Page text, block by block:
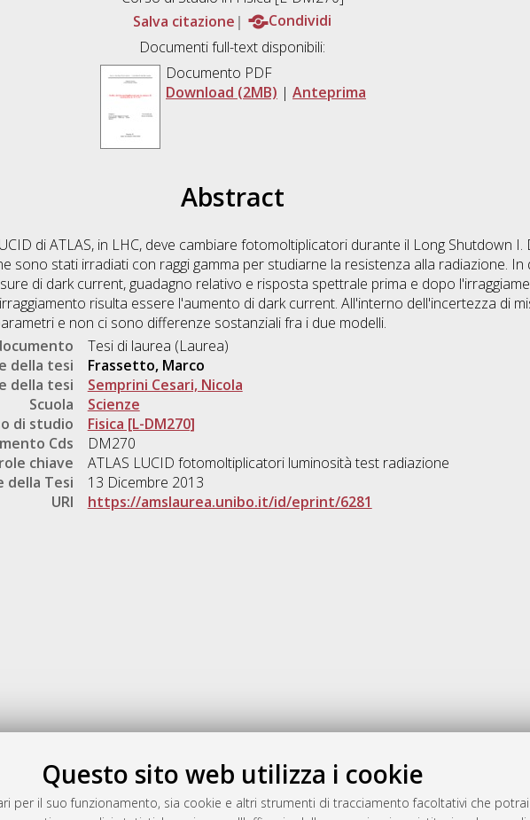
Questo sito web utilizza i cookie
per il suo funzionamento, sia cookie e altri strumenti di tracciamento facoltativi che
Salva citazione
Condividi
Documenti full-text disponibili:
Documento PDF
Download (2MB) | Anteprima
Abstract
di ATLAS, in LHC, deve cambiare fotomoltiplicatori durante il Long Shutdown I.
sono stati irradiati con raggi gamma per studiarne la resistenza alla radiazione. In
di dark current, guadagno relativo e risposta spettrale prima e dopo
risulta essere l'aumento di dark current. All'interno dell'incertezza di
e non ci sono differenze sostanziali fra i due modelli.
Tesi di laurea (Laurea)
della tesi
Frassetto, Marco
della tesi
Semprini Cesari, Nicola
Scuola
Scienze
di studio
Fisica [L-DM270]
Cds
DM270
chiave
ATLAS LUCID fotomoltiplicatori luminosità test radiazione
della Tesi
13 Dicembre 2013
URI
https://amslaurea.unibo.it/id/eprint/6281
Gestione del documento: